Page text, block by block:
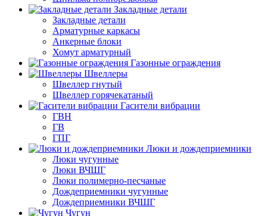
Закладные детали
Закладные детали
Арматурные каркасы
Анкерные блоки
Хомут арматурный
Газонные ограждения
Швеллеры
Швеллер гнутый
Швеллер горячекатаный
Гасители вибрации
ГВН
ГВ
ГПГ
Люки и дождеприемники
Люки чугунные
Люки ВЧШГ
Люки полимерно-песчаные
Дождеприемники чугунные
Дождеприемники ВЧШГ
Чугун